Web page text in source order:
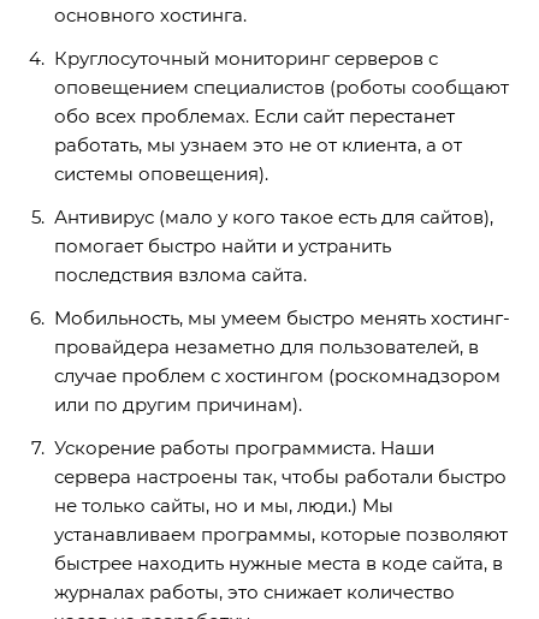
основного хостинга.
Круглосуточный мониторинг серверов с
оповещением специалистов (роботы сообщают
обо всех проблемах. Если сайт перестанет
работать, мы узнаем это не от клиента, а от
системы оповещения).
Антивирус (мало у кого такое есть для сайтов),
помогает быстро найти и устранить
последствия взлома сайта.
Мобильность, мы умеем быстро менять хостинг-
провайдера незаметно для пользователей, в
случае проблем с хостингом (роскомнадзором
или по другим причинам).
Ускорение работы программиста. Наши
сервера настроены так, чтобы работали быстро
не только сайты, но и мы, люди.) Мы
устанавливаем программы, которые позволяют
быстрее находить нужные места в коде сайта, в
журналах работы, это снижает количество